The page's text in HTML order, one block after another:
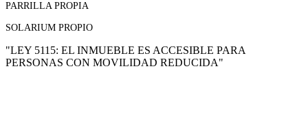
PARRILLA PROPIA
SOLARIUM PROPIO
"LEY 5115: EL INMUEBLE ES ACCESIBLE PARA
PERSONAS CON MOVILIDAD REDUCIDA"